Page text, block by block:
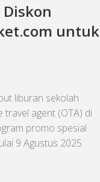
untuk
liburan sekolah
travel agent (OTA) di
promo spesial
9 Agustus 2025.